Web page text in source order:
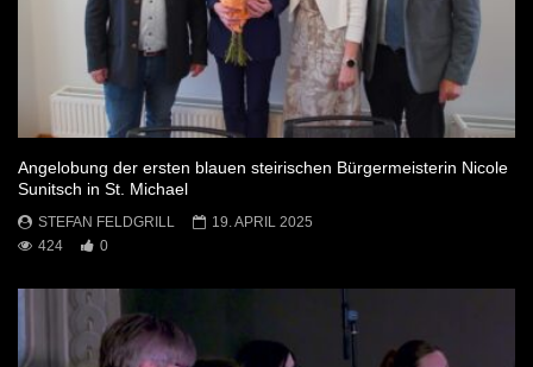
Angelobung der ersten blauen steirischen Bürgermeisterin Nicole
Sunitsch in St. Michael
STEFAN FELDGRILL
19. APRIL 2025
424
0